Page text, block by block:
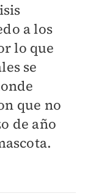
a los
lo que
se
que no
de año